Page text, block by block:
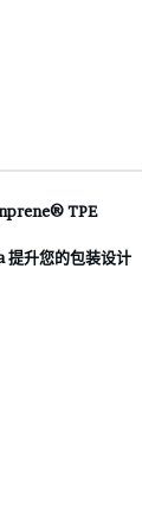
TPE
提升您的包装设计